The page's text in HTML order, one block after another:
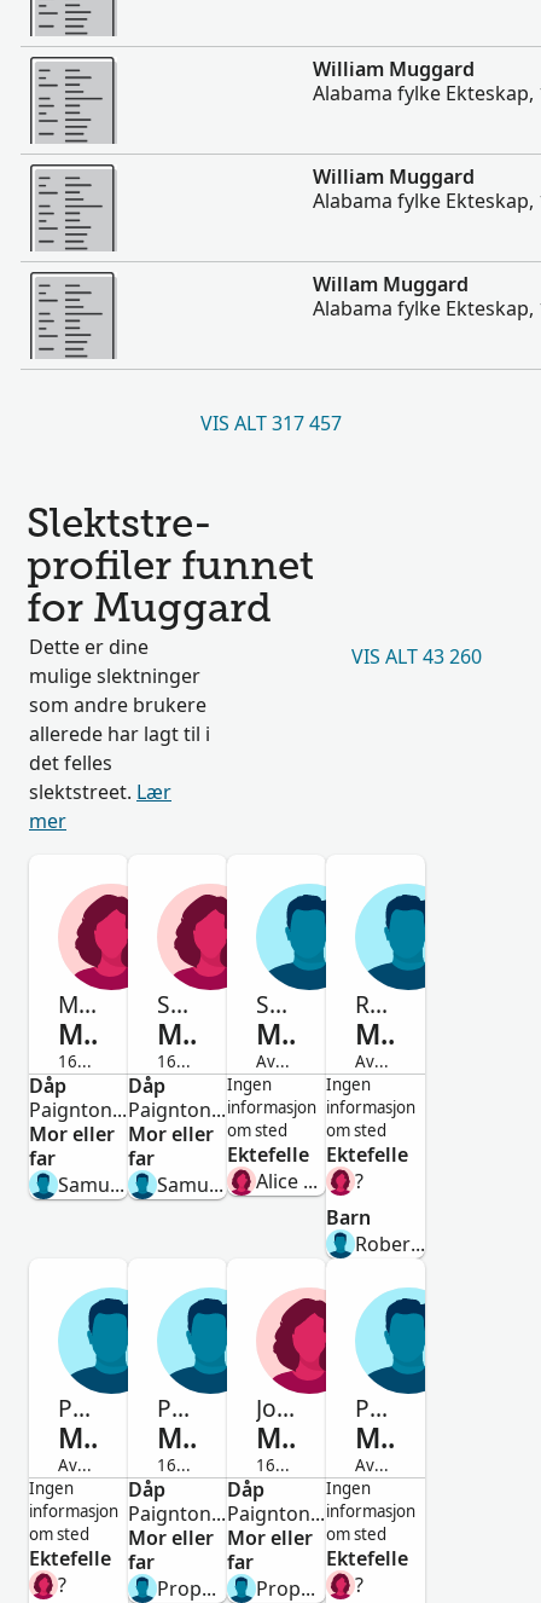
Flere
William Muggard
Alabama fylke Ekteskap,
Flere
William Muggard
Alabama fylke Ekteskap,
Flere
Willam Muggard
Alabama fylke Ekteskap,
VIS ALT 317 457
Slektstre-
profiler funnet
for Muggard
Dette er dine
mulige slektninger
som andre brukere
allerede har lagt til i
det felles
slektstreet. Lær
mer
VIS ALT 43 260
Mary
Muggard
1678-Avdød
Kvinne
Dåp
Paignton,Devon,England
Mor eller
far
Samuell Muggard
Sarah
Muggard
1681-Avdød
Kvinne
Dåp
Paignton,Devon,England
Mor eller
far
Samuell Muggard
Samuel
Muggard
Avdød
Mann
Ingen
informasjon
om sted
Ektefelle
Alice Dowst
Robert
Muggard
Avdød
Mann
Ingen
informasjon
om sted
Ektefelle
?
Barn
Robert Muggard
Prophet
Muggard
Avdød
Mann
Ingen
informasjon
om sted
Ektefelle
?
Prophett
Muggard
1682-Avdød
Mann
Dåp
Paignton,Devon,England
Mor eller
far
Prophett Muggard
Joane
Muggard
1689-Avdød
Kvinne
Dåp
Paignton,Devon,England
Mor eller
far
Prophet Muggard
Prophett
Muggard
Avdød
Mann
Ingen
informasjon
om sted
Ektefelle
?